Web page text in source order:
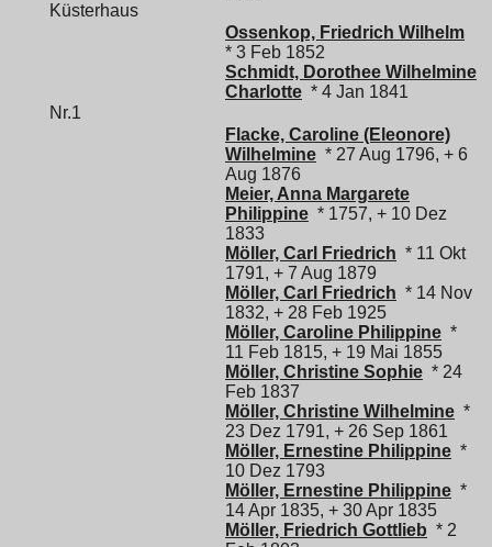
Küsterhaus
Ossenkop, Friedrich Wilhelm
* 3 Feb 1852
Schmidt, Dorothee Wilhelmine
Charlotte * 4 Jan 1841
Nr.1
Flacke, Caroline (Eleonore)
Wilhelmine * 27 Aug 1796, + 6
Aug 1876
Meier, Anna Margarete
Philippine * 1757, + 10 Dez
1833
Möller, Carl Friedrich * 11 Okt
1791, + 7 Aug 1879
Möller, Carl Friedrich * 14 Nov
1832, + 28 Feb 1925
Möller, Caroline Philippine *
11 Feb 1815, + 19 Mai 1855
Möller, Christine Sophie * 24
Feb 1837
Möller, Christine Wilhelmine *
23 Dez 1791, + 26 Sep 1861
Möller, Ernestine Philippine *
10 Dez 1793
Möller, Ernestine Philippine *
14 Apr 1835, + 30 Apr 1835
Möller, Friedrich Gottlieb * 2